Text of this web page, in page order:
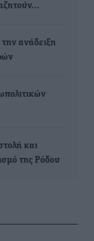
ανάδειξη
και
της Ρόδου